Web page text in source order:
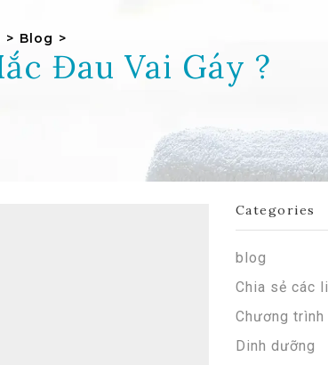
> Blog >
Đau Vai Gáy ?
Categories
blog
Chia sẻ các
Chương trình
Dinh dưỡng